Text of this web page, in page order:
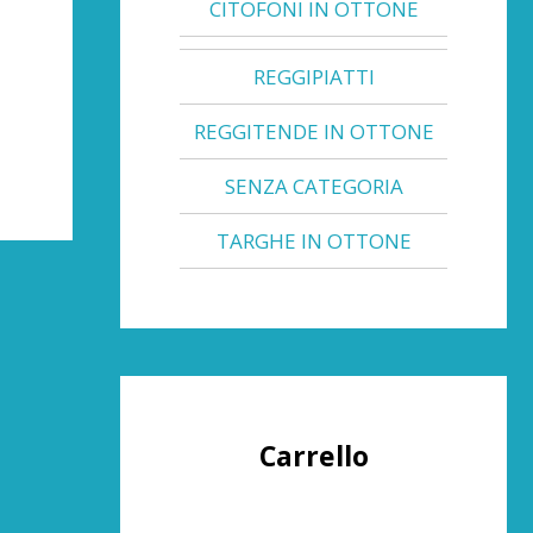
CITOFONI IN OTTONE
REGGIPIATTI
REGGITENDE IN OTTONE
SENZA CATEGORIA
TARGHE IN OTTONE
Carrello